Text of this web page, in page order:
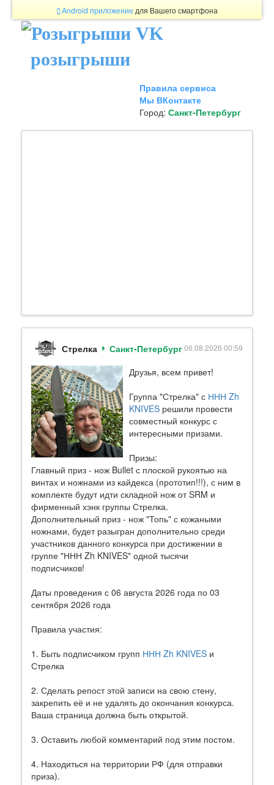
Android приложение для Вашего смартфона
розыгрыши
Правила сервиса
Мы ВКонтакте
Город: Санкт-Петербург
Стрелка Санкт-Петербург06.08.2026 00:59
Друзья, всем привет!
Группа "Стрелка" с ННН Zh
KNIVES решили провести
совместный конкурс с
интересными призами.
Призы:
Главный приз - нож Bullet с плоской рукоятью на
винтах и ножнами из кайдекса (прототип!!!), с ним в
комплекте будут идти складной нож от SRM и
фирменный хэнк группы Стрелка.
Дополнительный приз - нож "Топь" с кожаными
ножнами, будет разыгран дополнительно среди
участников данного конкурса при достижении в
группе "ННН Zh KNIVES" одной тысячи
подписчиков!
Даты проведения с 06 августа 2026 года по 03
сентября 2026 года
Правила участия:
1. Быть подписчиком групп ННН Zh KNIVES и
Стрелка
2. Сделать репост этой записи на свою стену,
закрепить её и не удалять до окончания конкурса.
Ваша страница должна быть открытой.
3. Оставить любой комментарий под этим постом.
4. Находиться на территории РФ (для отправки
приза).